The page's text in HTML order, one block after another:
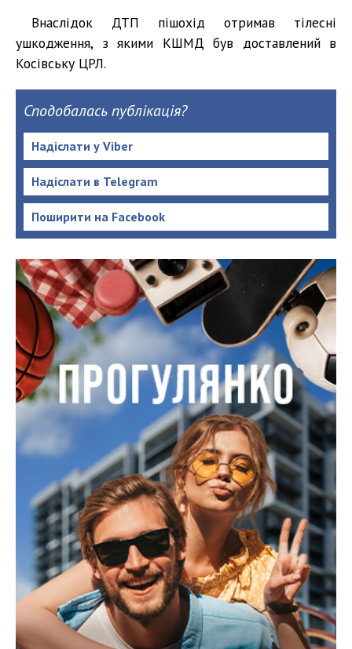
Внаслідок ДТП пішохід отримав тілесні
ушкодження, з якими КШМД був доставлений в
Косівську ЦРЛ.
Сподобалась публікація?
Надіслати у Viber
Надіслати в Telegram
Поширити на Facebook